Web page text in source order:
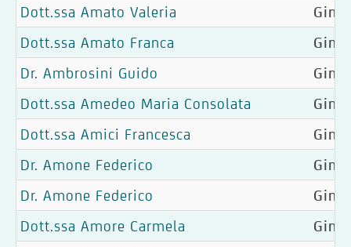
Dott.ssa Amato Valeria
Dott.ssa Amato Franca
Dr. Ambrosini Guido
Dott.ssa Amedeo Maria Consolata
Dott.ssa Amici Francesca
Dr. Amone Federico
Dr. Amone Federico
Dott.ssa Amore Carmela